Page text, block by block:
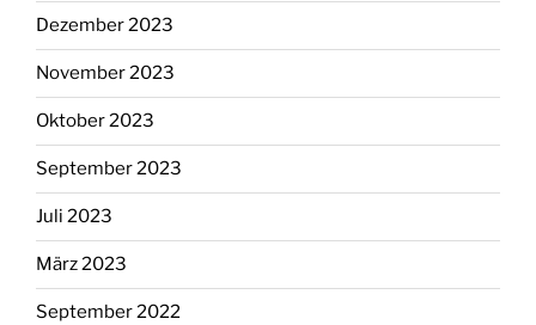
Dezember 2023
November 2023
Oktober 2023
September 2023
Juli 2023
März 2023
September 2022